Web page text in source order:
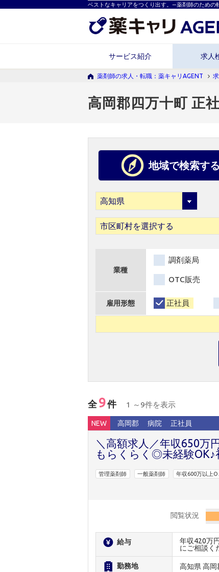
ベストなキャリアをつくり出す。―薬剤師のための
サービス紹介 求人
薬剤師の求人・転職：薬キャリAGENT
高岡郡四万十町 正
地域で検索する
市区町村を選択する
業種
調剤薬局
OTC販売
雇用形態 正社員
全 9件 1 ～9件を表示
NEW 高岡郡 病院 正社員
＼高額求人／年収650万
もらくらく◎未経験
管理薬剤師 一般薬剤師 年収600万以上
閲覧状況
給与
年収420万
にご相談く
勤務地 高知県 高岡